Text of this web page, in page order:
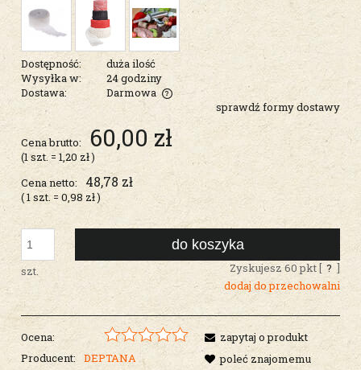
Dostępność:
duża ilość
Wysyłka w:
24 godziny
Dostawa:
Darmowa
Cena nie zawiera ewentualnych kosztów płatności
sprawdź formy dostawy
Cena brutto: 60,00 zł
(1szt. =1,20 zł)
Cena netto:
48,78 zł
( 1szt.= 0,98 zł)
szt.
do koszyka
Zyskujesz 60pkt [ ? ]
dodaj do przechowalni
Ocena:
Producent:
DEPTANA
zapytaj o produkt
poleć znajomemu